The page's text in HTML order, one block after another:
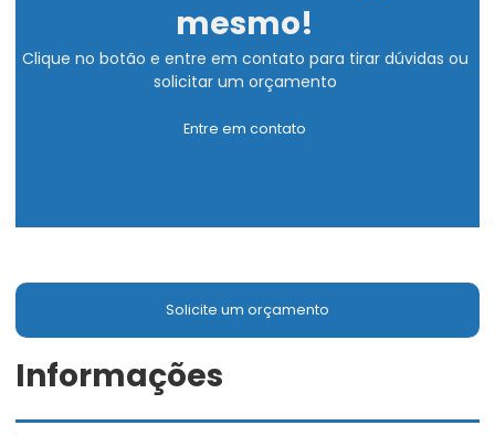
mesmo!
Clique no botão e entre em contato para tirar dúvidas ou
solicitar um orçamento
Entre em contato
Solicite um orçamento
Informações